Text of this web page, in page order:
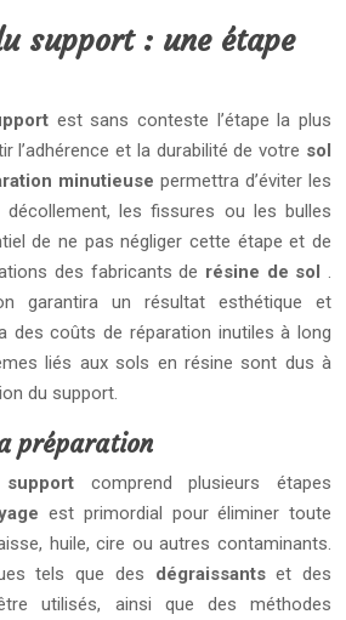
support : une étape
est sans conteste l’étape la plus
l’adhérence et la durabilité de votre sol
minutieuse permettra d’éviter les
les fissures ou les bulles
de ne pas négliger cette étape et de
des fabricants de résine de sol .
garantira un résultat esthétique et
des coûts de réparation inutiles à long
liés aux sols en résine sont dus à
du support.
préparation
comprend plusieurs étapes
est primordial pour éliminer toute
huile, cire ou autres contaminants.
tels que des dégraissantset des
utilisés, ainsi que des méthodes